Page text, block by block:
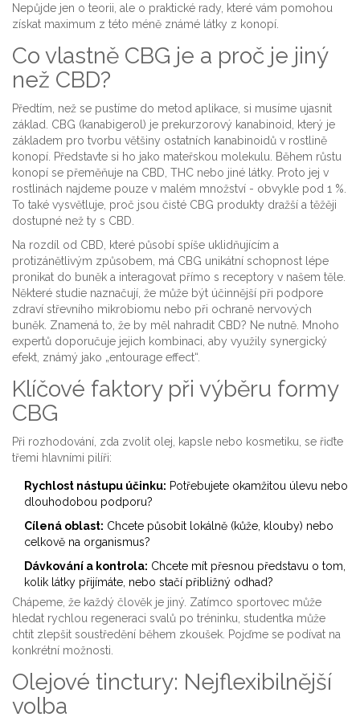
Nepůjde jen o teorii, ale o praktické rady, které vám pomohou
získat maximum z této méně známé látky z konopí.
Co vlastně CBG je a proč je jiný
než CBD?
Předtím, než se pustíme do metod aplikace, si musíme ujasnit
základ. CBG (kanabigerol) je prekurzorový kanabinoid, který je
základem pro tvorbu většiny ostatních kanabinoidů v rostlině
konopí . Představte si ho jako mateřskou molekulu. Během růstu
konopí se přeměňuje na CBD, THC nebo jiné látky. Proto jej v
rostlinách najdeme pouze v malém množství - obvykle pod 1 %.
To také vysvětluje, proč jsou čisté CBG produkty dražší a těžěji
dostupné než ty s CBD.
Na rozdíl od CBD, které působí spíše uklidňujícím a
protizánětlivým způsobem, má CBG unikátní schopnost lépe
pronikat do buněk a interagovat přímo s receptory v našem těle.
Některé studie naznačují, že může být účinnější při podpore
zdraví střevního mikrobiomu nebo při ochraně nervových
buněk. Znamená to, že by měl nahradit CBD? Ne nutně. Mnoho
expertů doporučuje jejich kombinaci, aby využily synergický
efekt, známý jako „entourage effect“.
Klíčové faktory při výběru formy
CBG
Při rozhodování, zda zvolit olej, kapsle nebo kosmetiku, se řiďte
třemi hlavními pilíři:
Rychlost nástupu účinku: Potřebujete okamžitou úlevu nebo
dlouhodobou podporu?
Cílená oblast: Chcete působit lokálně (kůže, klouby) nebo
celkově na organismus?
Dávkování a kontrola: Chcete mít přesnou představu o tom,
kolik látky přijímáte, nebo stačí přibližný odhad?
Chápeme, že každý člověk je jiný. Zatímco sportovec může
hledat rychlou regeneraci svalů po tréninku, studentka může
chtít zlepšit soustředění během zkoušek. Pojďme se podívat na
konkrétní možnosti.
Olejové tinctury: Nejflexibilnější
volba